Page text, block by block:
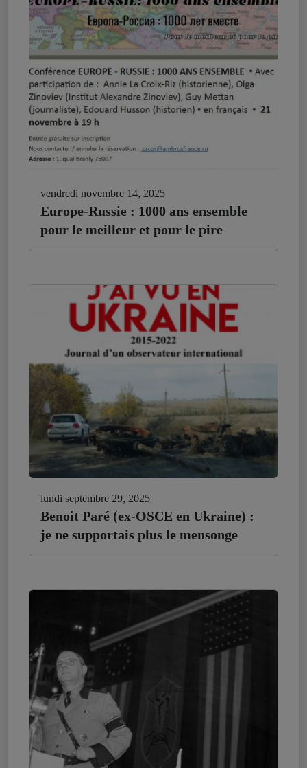
vendredi novembre 14, 2025
Europe-Russie : 1000 ans ensemble
pour le meilleur et pour le pire
lundi septembre 29, 2025
Benoit Paré (ex-OSCE en Ukraine) :
je ne supportais plus le mensonge